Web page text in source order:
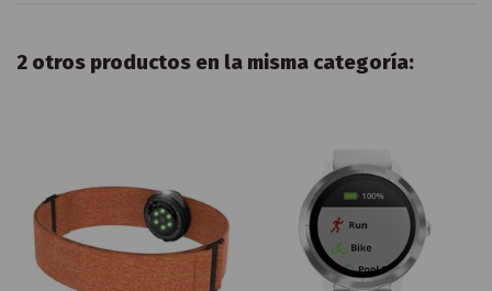
2 otros productos en la misma categoría: